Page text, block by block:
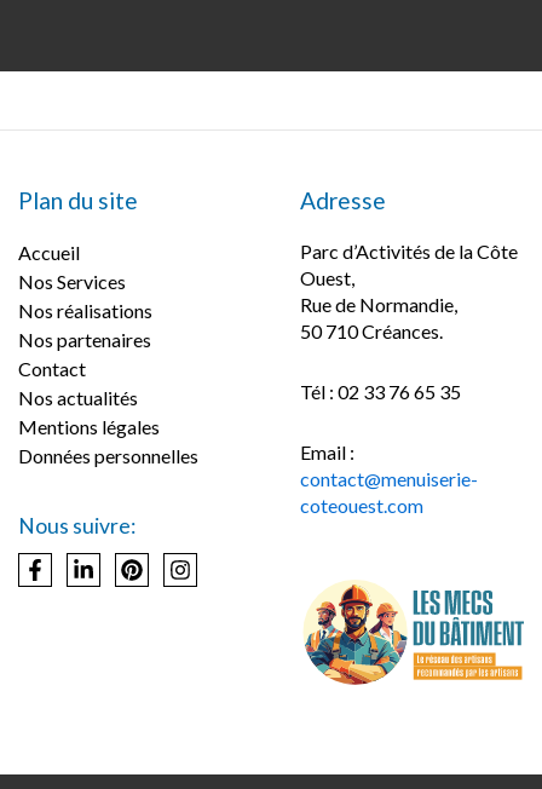
Plan du site
Accueil
Nos Services
Nos réalisations
Nos partenaires
Contact
Nos actualités
Mentions légales
Données personnelles
Nous suivre:
Adresse
Parc d’Activités de la Côte
Ouest,
Rue de Normandie,
50 710 Créances.
Tél : 02 33 76 65 35
Email :
contact@menuiserie-
coteouest.com